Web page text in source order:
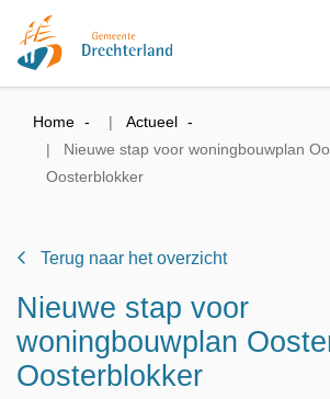
Home
Actueel
Nieuwe stap voor woningbouwplan
Oosterblokker
Terug naar het overzicht
Nieuwe stap voor
woningbouwplan
Oosterblokker